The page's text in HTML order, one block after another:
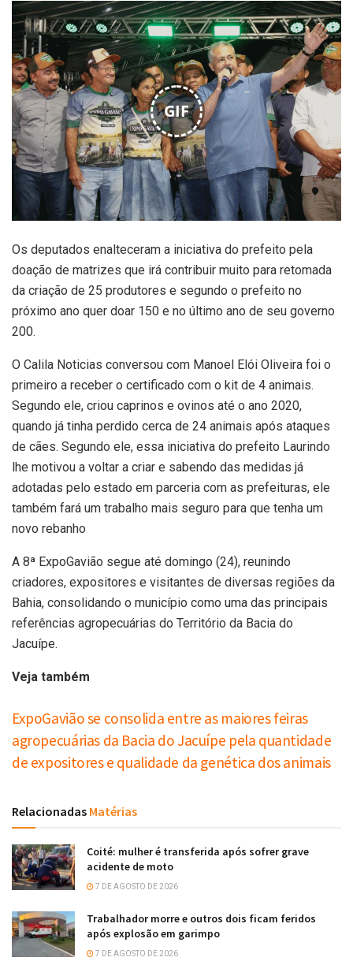
GIF
Os deputados enalteceram a iniciativa do prefeito pela
doação de matrizes que irá contribuir muito para retomada
da criação de 25 produtores e segundo o prefeito no
próximo ano quer doar 150 e no último ano de seu governo
200.
O Calila Noticias conversou com Manoel Elói Oliveira foi o
primeiro a receber o certificado com o kit de 4 animais.
Segundo ele, criou caprinos e ovinos até o ano 2020,
quando já tinha perdido cerca de 24 animais após ataques
de cães. Segundo ele, essa iniciativa do prefeito Laurindo
lhe motivou a voltar a criar e sabendo das medidas já
adotadas pelo estado em parceria com as prefeituras, ele
também fará um trabalho mais seguro para que tenha um
novo rebanho
A 8ª ExpoGavião segue até domingo (24), reunindo
criadores, expositores e visitantes de diversas regiões da
Bahia, consolidando o município como uma das principais
referências agropecuárias do Território da Bacia do
Jacuípe.
Veja também
ExpoGavião se consolida entre as maiores feiras
agropecuárias da Bacia do Jacuípe pela quantidade
de expositores e qualidade da genética dos animais
Relacionadas Matérias
Coité: mulher é transferida após sofrer grave
acidente de moto
7 DE AGOSTO DE 2026
Trabalhador morre e outros dois ficam feridos
após explosão em garimpo
7 DE AGOSTO DE 2026